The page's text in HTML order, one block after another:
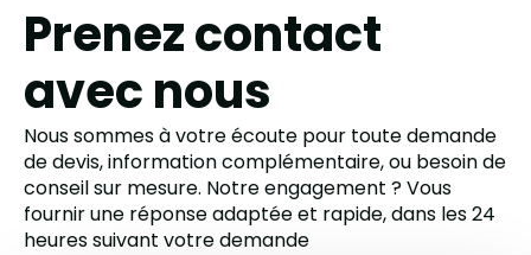
Prenez contact
avec nous
Nous sommes à votre écoute pour toute demande
de devis, information complémentaire, ou besoin de
conseil sur mesure. Notre engagement ? Vous
fournir une réponse adaptée et rapide, dans les 24
heures suivant votre demande